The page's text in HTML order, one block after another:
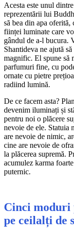
Acesta este unul
reprezentării lui
să bea din apa
ființei luminate care
gândul de a-l bucura.
Shantideva ne ajută
magnific. El spune să
parfumuri fine, cu
ornate cu pietre
radiind lumină.
De ce facem asta?
devenim iluminați și
pentru noi o plăcere
nevoie de ele. Statuia
are nevoie de nimic,
cine are nevoie de
la plăcerea supremă.
acumulez karma
puternic.
Cinci moduri
pe ceilalți de